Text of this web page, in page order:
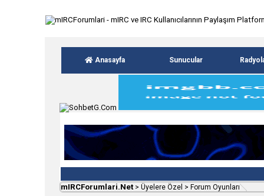
Anasayfa Sunucular
mIRCForumlari.Net >Üyelere Özel > Forum Oyunları